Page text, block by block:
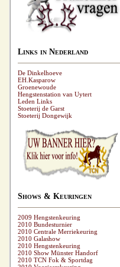
Links in Nederland
De Dinkelhoeve
EH.Kasparow
Groenewoude
Hengstenstation van Uytert
Leden Links
Stoeterij de Garst
Stoeterij Dongewijk
Shows & Keuringen
2009 Hengstenkeuring
2010 Bundesturnier
2010 Centrale Merriekeuring
2010 Galashow
2010 Hengstenkeuring
2010 Show Münster Handorf
2010 TCN Fok & Sportdag